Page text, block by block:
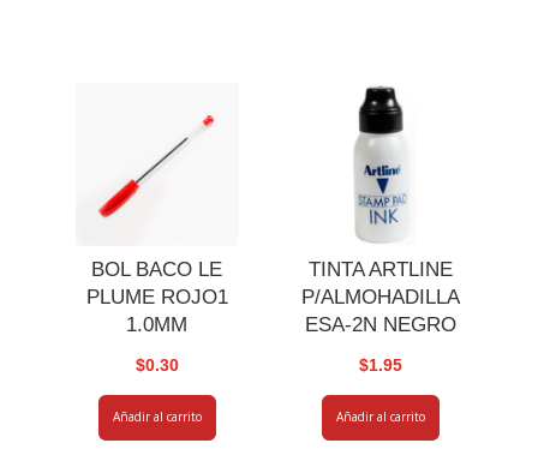
BOL BACO LE
PLUME ROJO1
1.0MM
$0.30
Añadir al carrito
TINTA ARTLINE
P/ALMOHADILLA
ESA-2N NEGRO
$1.95
Añadir al carrito